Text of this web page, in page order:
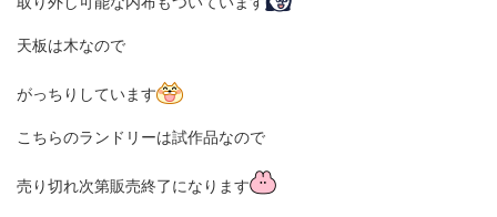
天板は木なので
がっちりしています
こちらのランドリーは試作品なので
売り切れ次第販売終了になります